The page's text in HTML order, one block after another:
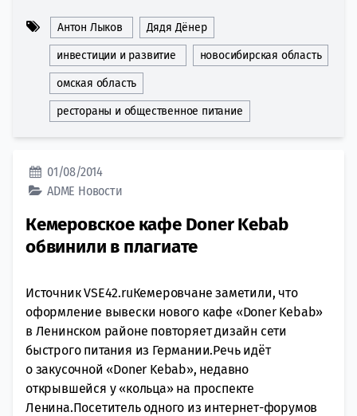
Антон Лыков Дядя Дёнер
инвестиции и развитие новосибирская область
омская область
рестораны и общественное питание
01/08/2014
ADME Новости
Кемеровское кафе Doner Kebab
обвинили в плагиате
Источник VSE42.ruКемеровчане заметили, что
оформление вывески нового кафе «Doner Kebab»
в Ленинском районе повторяет дизайн сети
быстрого питания из Германии.Речь идёт
о закусочной «Doner Kebab», недавно
открывшейся у «кольца» на проспекте
Ленина.Посетитель одного из интернет-форумов